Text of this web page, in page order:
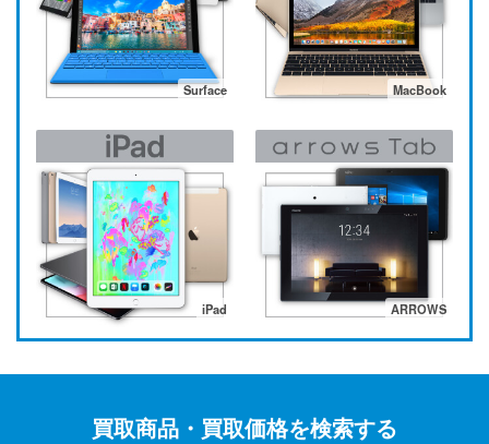
Surface MacBook
iPad ARROWS
買取商品・買取価格を検索する